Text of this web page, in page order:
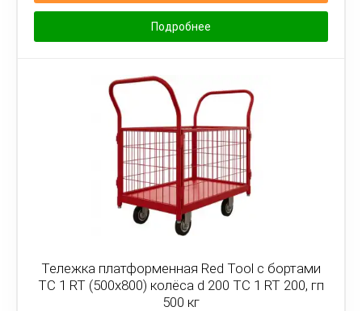
Подробнее
Тележка платформенная Red Tool с бортами
ТС 1 RT (500x800) колёса d 200 ТС 1 RT 200, гп
500 кг